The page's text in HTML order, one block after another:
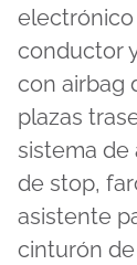
electrónico
conductor
con airbag
plazas
sistema de
de stop,
asistente
cinturón